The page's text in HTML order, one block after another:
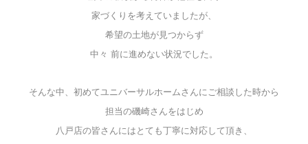
家づくりを考えていましたが、
希望の土地が見つからず
中々 前に進めない状況でした。
そんな中、初めてユニバーサルホームさんにご相談した時から
担当の磯崎さんをはじめ
八戸店の皆さんにはとても丁寧に対応して頂き、